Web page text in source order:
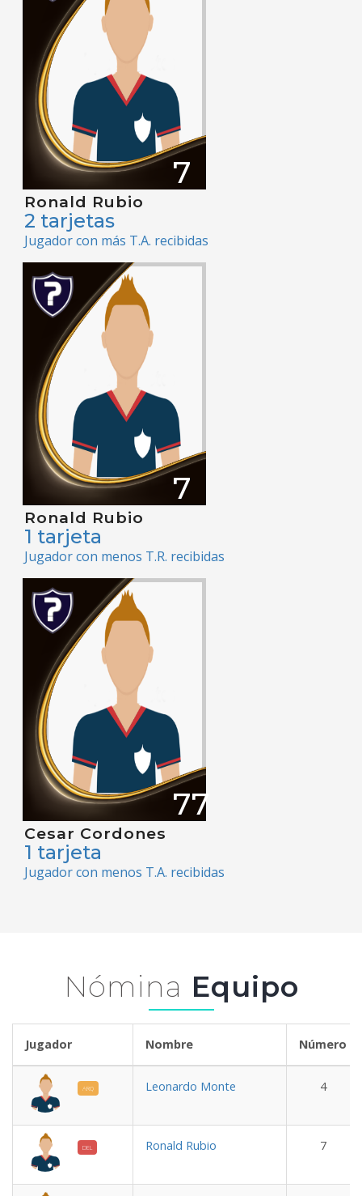
7
Ronald Rubio
2 tarjetas
Jugador con más T.A. recibidas
7
Ronald Rubio
1 tarjeta
Jugador con menos T.R. recibidas
77
Cesar Cordones
1 tarjeta
Jugador con menos T.A. recibidas
Nómina Equipo
Jugador Nombre Número
ARQ Leonardo Monte 4
DEL Ronald Rubio 7